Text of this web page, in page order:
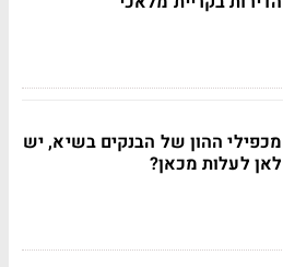
מכפילי ההון של הבנקים בשיא, יש
לאן לעלות מכאן?